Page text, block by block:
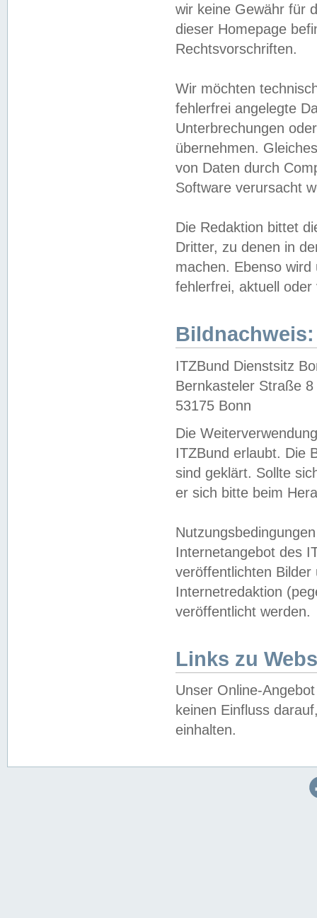
wir keine Gewähr für
dieser Homepage
Rechtsvorschriften.
Wir möchten
fehlerfrei angelegte
Unterbrechungen
übernehmen.
von Daten durch
Software verursacht
Die Redaktion bittet
Dritter, zu denen in
machen. Ebenso
fehlerfrei, aktuell oder
Bildnachweis:
ITZBund Dienstsitz
Bernkasteler Straße 8
53175 Bonn
Die
ITZBund erlaubt. Die
sind geklärt. Sollte
er sich bitte beim
Internetangebot des
veröffentlichten
Internetredaktion
veröffentlicht werden.
Links zu
Unser Online-
keinen Einfluss
einhalten.